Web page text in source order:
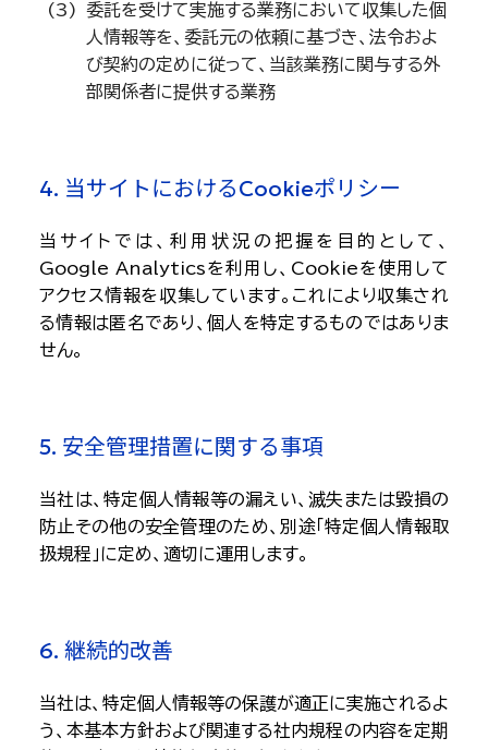
委託を受けて実施する業務において収集した個
人情報等を、委託元の依頼に基づき、法令およ
び契約の定めに従って、当該業務に関与する外
部関係者に提供する業務
4. 当サイトにおけるCookieポリシー
当サイトでは、利用状況の把握を目的として、
Google Analyticsを利用し、Cookieを使用して
アクセス情報を収集しています。これにより収集され
る情報は匿名であり、個人を特定するものではありま
せん。
5. 安全管理措置に関する事項
当社は、特定個人情報等の漏えい、滅失または毀損の
防止その他の安全管理のため、別途「特定個人情報取
扱規程」に定め、適切に運用します。
6. 継続的改善
当社は、特定個人情報等の保護が適正に実施されるよ
う、本基本方針および関連する社内規程の内容を定期